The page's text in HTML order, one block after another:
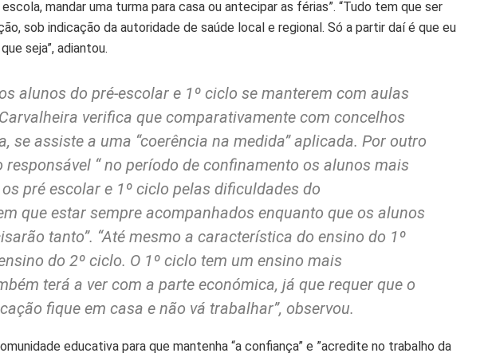
mandar uma turma para casa ou antecipar as férias”. “Tudo tem que ser
sob indicação da autoridade de saúde local e regional. Só a partir daí é que eu
seja”, adiantou.
alunos do pré-escolar e 1º ciclo se manterem com aulas
verifica que comparativamente com concelhos
se assiste a uma “coerência na medida” aplicada. Por outro
responsável “ no período de confinamento os alunos mais
pré escolar e 1º ciclo pelas dificuldades do
que estar sempre acompanhados enquanto que os alunos
tanto”. “Até mesmo a característica do ensino do 1º
do 2º ciclo. O 1º ciclo tem um ensino mais
terá a ver com a parte económica, já que requer que o
fique em casa e não vá trabalhar”, observou.
educativa para que mantenha “a confiança” e ”acredite no trabalho da